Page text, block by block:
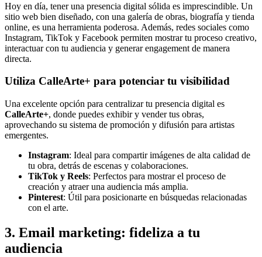
Hoy en día, tener una presencia digital sólida es imprescindible. Un
sitio web bien diseñado, con una galería de obras, biografía y tienda
online, es una herramienta poderosa. Además, redes sociales como
Instagram, TikTok y Facebook permiten mostrar tu proceso creativo,
interactuar con tu audiencia y generar engagement de manera
directa.
Utiliza CalleArte+ para potenciar tu visibilidad
Una excelente opción para centralizar tu presencia digital es
CalleArte+, donde puedes exhibir y vender tus obras,
aprovechando su sistema de promoción y difusión para artistas
emergentes.
Instagram: Ideal para compartir imágenes de alta calidad de
tu obra, detrás de escenas y colaboraciones.
TikTok y Reels: Perfectos para mostrar el proceso de
creación y atraer una audiencia más amplia.
Pinterest: Útil para posicionarte en búsquedas relacionadas
con el arte.
3. Email marketing: fideliza a tu
audiencia